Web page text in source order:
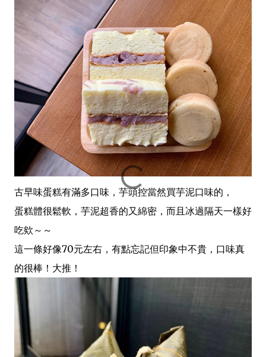
古早味蛋糕有滿多口味，芋頭控當然買芋泥口味的，
蛋糕體很鬆軟，芋泥超香的又綿密，而且冰過隔天一樣好
吃欸～～
這一條好像70元左右，有點忘記但印象中不貴，口味真
的很棒！大推！